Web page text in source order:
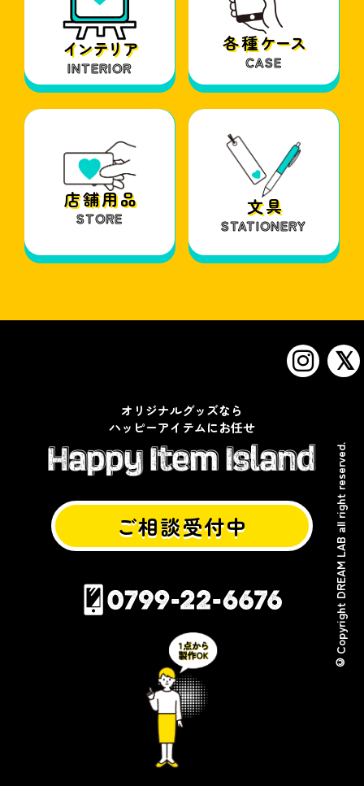
インテリア
INTERIOR
各 種 ケース
CASE
店 舗 用 品
STORE
文 具
STATIONERY
© Copyright DREAM LAB all right reserved.
オリジナルグッズなら
ハッピーアイテムにお任せ
ご相談受付中